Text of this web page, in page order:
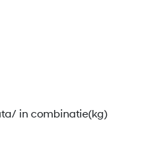
in combinatie(kg)